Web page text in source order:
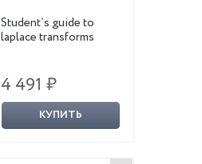
Student`s guide to
laplace transforms
4 491 ₽
КУПИТЬ